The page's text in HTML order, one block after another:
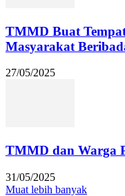
TMMD Buat
Masyarakat
27/05/2025
TMMD dan Warga
31/05/2025
Muat lebih banyak